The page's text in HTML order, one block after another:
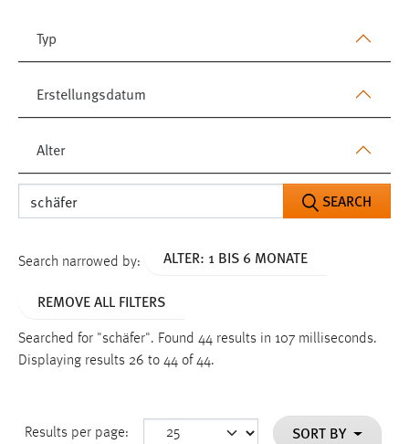
Typ
Erstellungsdatum
Alter
SEARCH
Search narrowed by: ALTER: 1 BIS 6 MONATE
REMOVE ALL FILTERS
Searched for "schäfer". Found 44 results in 107 milliseconds.
Displaying results 26 to 44 of 44.
Results per page: SORT BY